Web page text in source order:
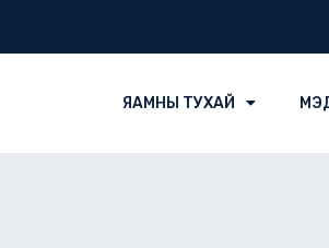
ЯАМНЫ ТУХАЙ